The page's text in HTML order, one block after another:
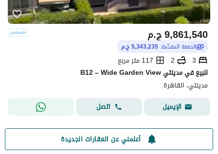
ج.م9,861,540
الدفعة المقدّمة: 5,343,235 ج.م
3
2
117 متر مربع
للبيع في مدينتي B12 – Wide Garden View
مدينتي، القاهرة
الإيميل
اتصل
أعلمني عن العقارات الجديدة